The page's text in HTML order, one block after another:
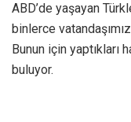
ABD’de yaşayan
binlerce
Bunun için yaptıkları
buluyor.